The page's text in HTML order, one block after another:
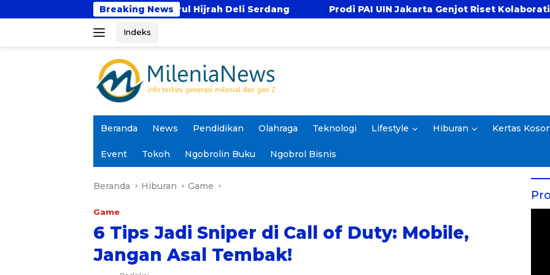
ke
Breaking News
Tahfidz Darul Hijrah Deli Serdang Prodi PAI UIN Jakarta Genjot Riset Kolaboratif, Antar 4 Proposal ke
Indeks
Beranda News Pendidikan Olahraga Teknologi Lifestyle Hiburan Kertas
Event Tokoh Ngobrolin Buku Ngobrol Bisnis
Beranda Hiburan Game
Game
6 Tips Jadi Sniper di Call of Duty: Mobile,
Jangan Asal Tembak!